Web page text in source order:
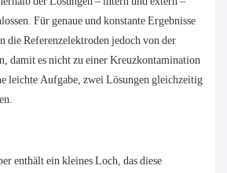
Für genaue und konstante Ergebnisse
die Referenzelektroden jedoch von der
damit es nicht zu einer Kreuzkontamination
leichte Aufgabe, zwei Lösungen gleichzeitig
enthält ein kleines Loch, das diese